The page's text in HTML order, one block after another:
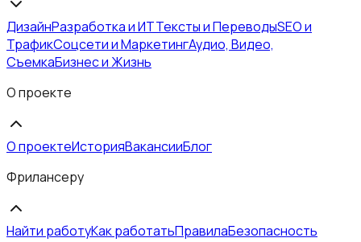
ДизайнРазработка и ИТТексты и ПереводыSEO и
ТрафикСоцсети и МаркетингАудио, Видео,
СъемкаБизнес и Жизнь
О проекте
О проектеИсторияВакансииБлог
Фрилансеру
Найти работуКак работатьПравилаБезопасность